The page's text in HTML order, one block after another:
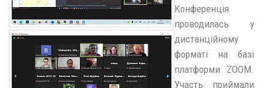
Конференція
проводилась у
дистанційному
форматі на базі
платформи ZOOM.
Участь приймали